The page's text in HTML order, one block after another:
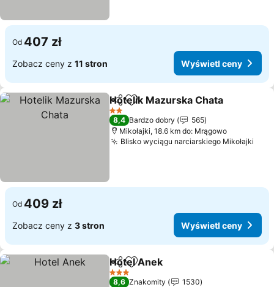
Od 407 zł
Zobacz ceny z 11 stron Wyświetl ceny
Udostępnij
Dodaj do ulubionych
Hotelik Mazurska Chata
2 Kategoria
8,4 Bardzo dobry
565
Mikołajki, 18.6 km do: Mrągowo
Blisko wyciągu narciarskiego Mikołajki
Od 409 zł
Zobacz ceny z 3 stron Wyświetl ceny
Udostępnij
Dodaj do ulubionych
Hotel Anek
3 Kategoria
8,6 Znakomity
1530